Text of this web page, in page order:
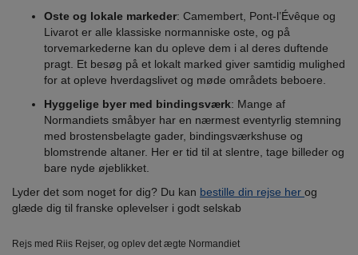
Oste og lokale markeder: Camembert, Pont-l’Évêque og
Livarot er alle klassiske normanniske oste, og på
torvemarkederne kan du opleve dem i al deres duftende
pragt. Et besøg på et lokalt marked giver samtidig mulighed
for at opleve hverdagslivet og møde områdets beboere.
Hyggelige byer med bindingsværk: Mange af
Normandiets småbyer har en nærmest eventyrlig stemning
med brostensbelagte gader, bindingsværkshuse og
blomstrende altaner. Her er tid til at slentre, tage billeder og
bare nyde øjeblikket.
Lyder det som noget for dig? Du kan bestille din rejse her og
glæde dig til franske oplevelser i godt selskab
Rejs med Riis Rejser, og oplev det ægte Normandiet